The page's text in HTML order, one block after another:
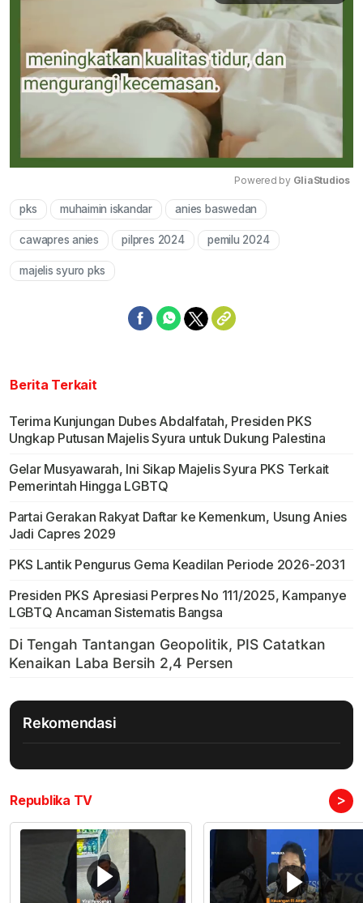
Powered by GliaStudios
pks muhaimin iskandar anies baswedan
cawapres anies pilpres 2024 pemilu 2024
majelis syuro pks
Berita Terkait
Terima Kunjungan Dubes Abdalfatah, Presiden PKS
Ungkap Putusan Majelis Syura untuk Dukung Palestina
Gelar Musyawarah, Ini Sikap Majelis Syura PKS Terkait
Pemerintah Hingga LGBTQ
Partai Gerakan Rakyat Daftar ke Kemenkum, Usung Anies
Jadi Capres 2029
PKS Lantik Pengurus Gema Keadilan Periode 2026-2031
Presiden PKS Apresiasi Perpres No 111/2025, Kampanye
LGBTQ Ancaman Sistematis Bangsa
Rekomendasi
Republika TV >